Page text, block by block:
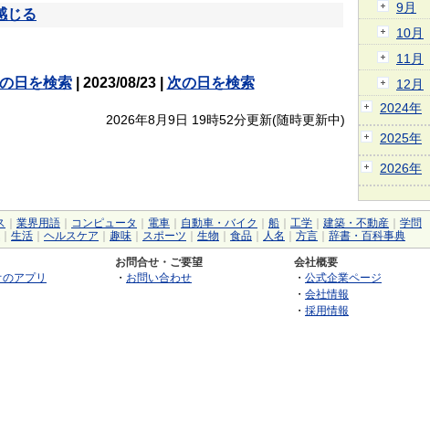
じる
日を検索| 2023/08/23 | 次の日を検索
2026年8月9日 19時52分更新(随時更新中)
9月
10月
11月
12月
2024年
2025年
2026年
業界用語 コンピュータ 電車 自動車・バイク 船 工学 建築・不動産
学問
生活 ヘルスケア 趣味 スポーツ 生物 食品 人名 方言 辞書・百科事典
アプリ
お問合せ・ご要望
・ お問い合わせ
会社概要
・ 公式企業ページ
・ 会社情報
・ 採用情報